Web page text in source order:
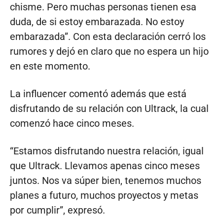
chisme. Pero muchas personas tienen esa
duda, de si estoy embarazada. No estoy
embarazada”. Con esta declaración cerró los
rumores y dejó en claro que no espera un hijo
en este momento.
La influencer comentó además que está
disfrutando de su relación con Ultrack, la cual
comenzó hace cinco meses.
“Estamos disfrutando nuestra relación, igual
que Ultrack. Llevamos apenas cinco meses
juntos. Nos va súper bien, tenemos muchos
planes a futuro, muchos proyectos y metas
por cumplir”, expresó.